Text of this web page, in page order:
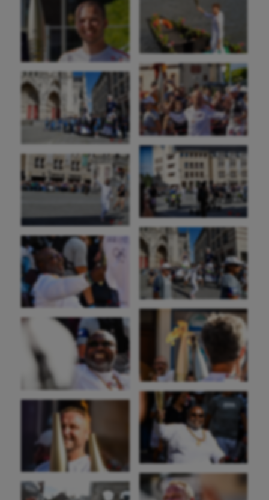
Natation
Natation artistique
Omnisports
Outdoor
Parkour
Patinage artistique
Pétanque
Randonnée / Marche
Roller-derby
Sarbacane
Sauvetage sportif
Sport adapté
Sport handicap
Sport santé
Sport-entreprise
Sport-santé
Tir
Tir à l'arc